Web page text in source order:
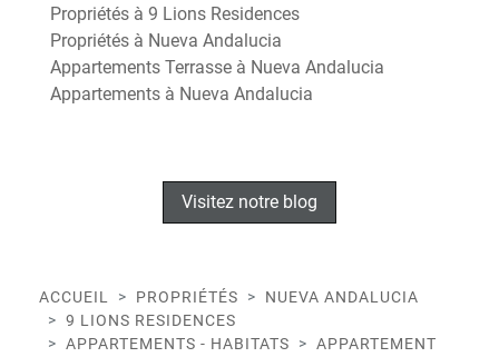
Propriétés à 9 Lions Residences
Propriétés à Nueva Andalucia
Appartements Terrasse à Nueva Andalucia
Appartements à Nueva Andalucia
Visitez notre blog
ACCUEIL PROPRIÉTÉS
NUEVA ANDALUCIA
9 LIONS RESIDENCES
APPARTEMENTS - HABITATS
APPARTEMENT